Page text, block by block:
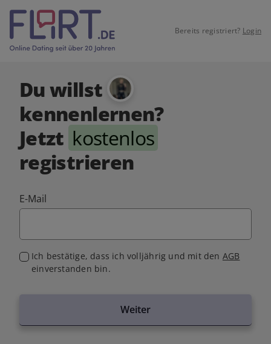
Bereits registriert? Login
Du willst
kennenlernen?
Jetzt kostenlos
registrieren
E-Mail
Ich bestätige, dass ich volljährig und mit den AGB
einverstanden bin.
Weiter